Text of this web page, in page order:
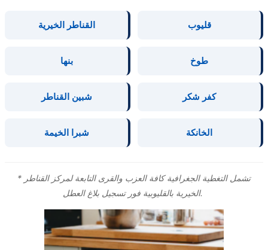
القناطر الخيرية قليوب
بنها طوخ
شبين القناطر كفر شكر
شبرا الخيمة الخانكة
* تشمل التغطية الجغرافية كافة العزب والقرى التابعة لمركز القناطر
الخيرية بالقليوبية فور تسجيل بلاغ العطل.